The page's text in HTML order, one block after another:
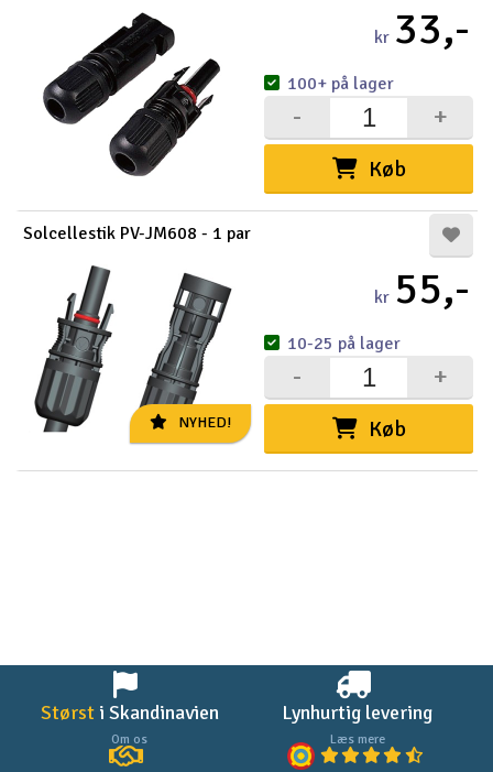
kr 33,-
Køb
+
-
100+ på lager
NYHED!
Solcellestik PV-JM608 - 1 par
kr 55,-
Køb
+
-
10-25 på lager
Størsti Skandinavien
Om os
Lynhurtig levering
Læs mere